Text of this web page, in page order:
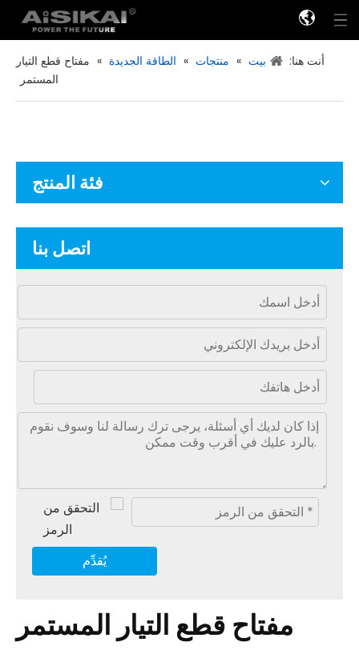
أنت هنا: بيت » منتجات » الطاقة الجديدة » مفتاح قطع التيار
المستمر
فئة المنتج
اتصل بنا
يُقدِّم
مفتاح قطع التيار المستمر